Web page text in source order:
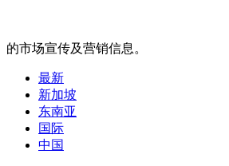
的市场宣传及营销信息。
最新
新加坡
东南亚
国际
中国